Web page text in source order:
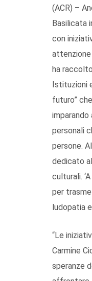
(ACR) –
Basilicata
con
attenzione
ha
Istituzioni
futuro”
imparando
personali
persone.
dedicato
culturali.
per
ludopatia
“Le
Carmine
speranze